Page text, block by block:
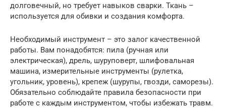
долговечный, но требует навыков сварки. Ткань –
используется для обивки и создания комфорта.
Необходимый инструмент – это залог качественной
работы. Вам понадобятся: пила (ручная или
электрическая), дрель, шуруповерт, шлифовальная
машина, измерительные инструменты (рулетка,
угольник, уровень), крепеж (шурупы, гвозди, саморезы).
Обязательно соблюдайте правила безопасности при
работе с каждым инструментом, чтобы избежать травм.